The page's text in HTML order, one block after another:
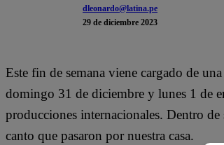
dleonardo@latina.pe
29 de diciembre 2023
Este fin de semana viene cargado de
domingo 31 de diciembre y lunes 1 de
producciones internacionales. Dentro
canto que pasaron por nuestra casa.